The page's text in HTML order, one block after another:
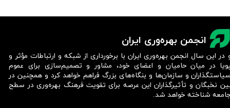
انجمن بهره‌وری ایران
در این سال انجمن بهره‌وری ایران با برخورداری از شبکه و ارتباطات مؤثر و
در میان حامیان و اعضای خود، مشاور و تصمیم‌سازی برای عموم
و سازمان‌ها و بنگاه‌های بزرگ فراهم خواهد کرد و همچنین در
نخبگان و تأثیرگذاران این عرصه برای تقویت فرهنگ بهره‌وری در سطح
شناخته خواهد شد.​​​​​​​